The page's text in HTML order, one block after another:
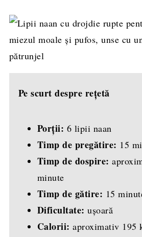
Pe scurt despre rețetă
Porții: 6 lipii naan
Timp de pregătire: 15
Timp de dospire:
minute
Timp de gătire: 15
Dificultate: ușoară
Calorii:aproximativ 195